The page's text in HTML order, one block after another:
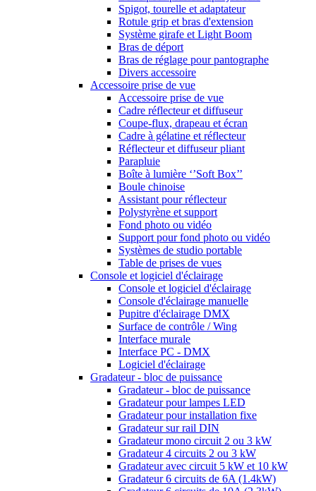
Spigot, tourelle et adaptateur
Rotule grip et bras d'extension
Système girafe et Light Boom
Bras de déport
Bras de réglage pour pantographe
Divers accessoire
Accessoire prise de vue
Accessoire prise de vue
Cadre réflecteur et diffuseur
Coupe-flux, drapeau et écran
Cadre à gélatine et réflecteur
Réflecteur et diffuseur pliant
Parapluie
Boîte à lumière ‘’Soft Box’’
Boule chinoise
Assistant pour réflecteur
Polystyrène et support
Fond photo ou vidéo
Support pour fond photo ou vidéo
Systèmes de studio portable
Table de prises de vues
Console et logiciel d'éclairage
Console et logiciel d'éclairage
Console d'éclairage manuelle
Pupitre d'éclairage DMX
Surface de contrôle / Wing
Interface murale
Interface PC - DMX
Logiciel d'éclairage
Gradateur - bloc de puissance
Gradateur - bloc de puissance
Gradateur pour lampes LED
Gradateur pour installation fixe
Gradateur sur rail DIN
Gradateur mono circuit 2 ou 3 kW
Gradateur 4 circuits 2 ou 3 kW
Gradateur avec circuit 5 kW et 10 kW
Gradateur 6 circuits de 6A (1.4kW)